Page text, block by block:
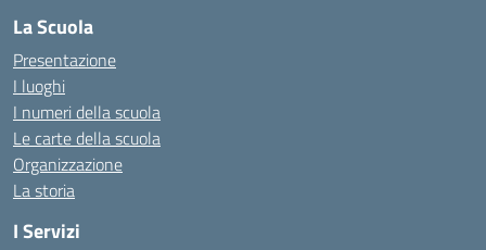
La Scuola
Presentazione
I luoghi
I numeri della scuola
Le carte della scuola
Organizzazione
La storia
I Servizi